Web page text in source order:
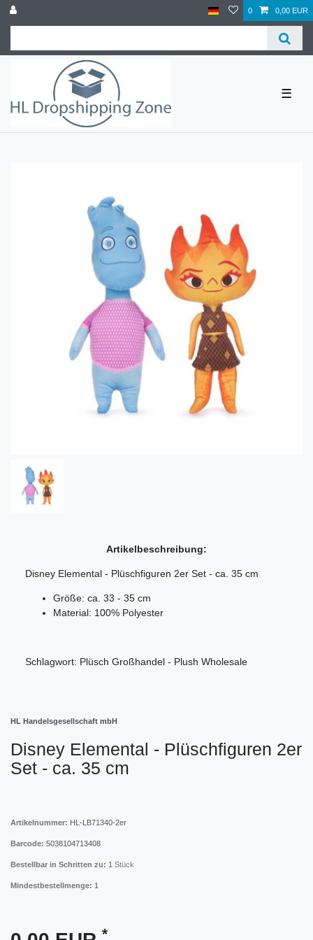
0 0,00 EUR
☰
Artikelbeschreibung:
Disney Elemental - Plüschfiguren 2er Set - ca. 35 cm
Größe: ca. 33 - 35 cm
Material: 100% Polyester
Schlagwort: Plüsch Großhandel - Plush Wholesale
HL Handelsgesellschaft mbH
Disney Elemental - Plüschfiguren 2er
Set - ca. 35 cm
Artikelnummer: HL-LB71340-2er
Barcode: 5038104713408
Bestellbar in Schritten zu: 1 Stück
Mindestbestellmenge: 1
*